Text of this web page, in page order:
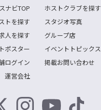
ナビTOP
ホストクラブを探す
トを探す
スタジオ写真
人を探す
グループ店
ポスター
イベントトピックス
ログイン
掲載お問い合わせ
運営会社